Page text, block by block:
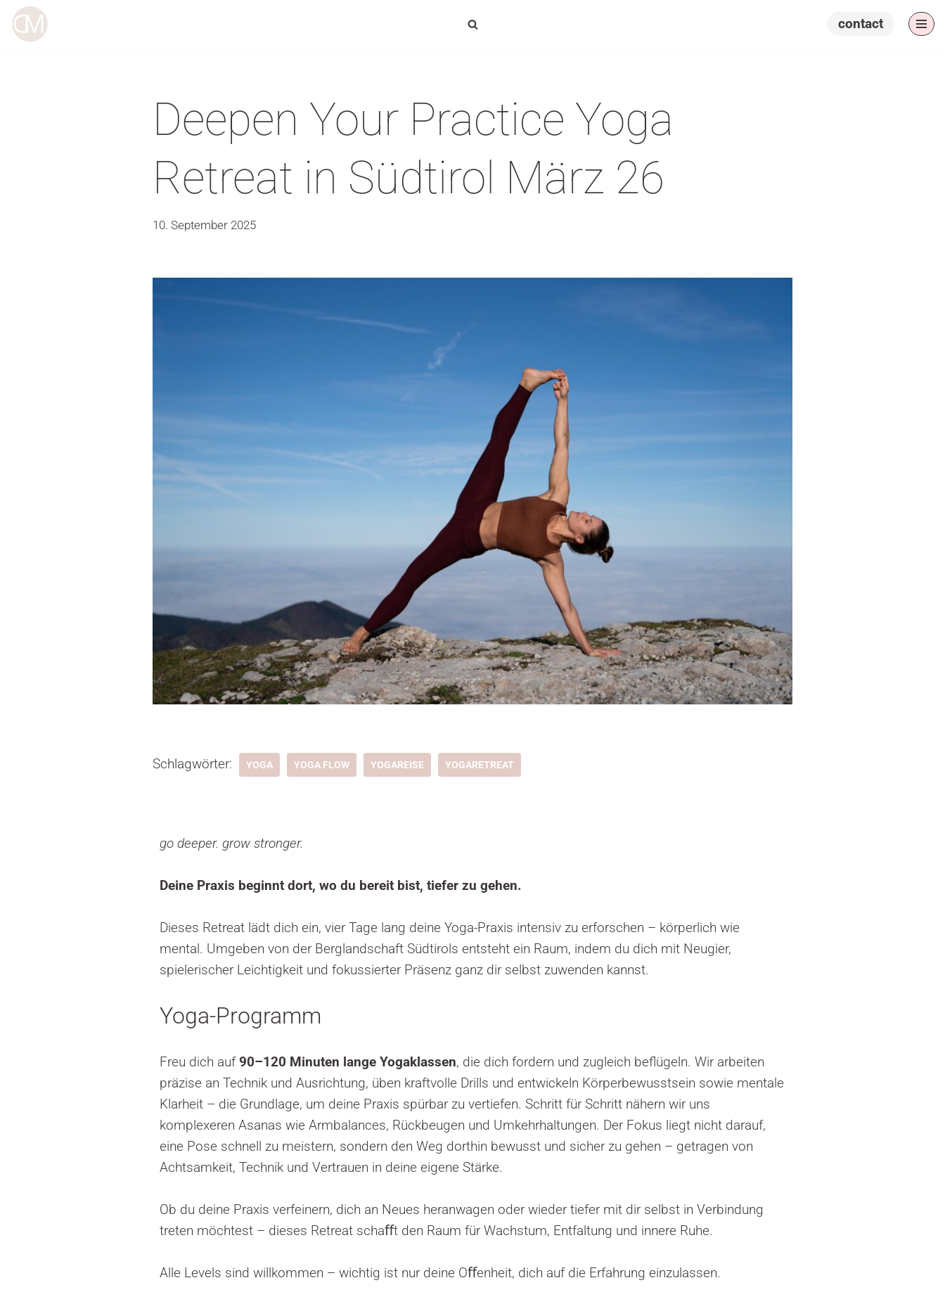
Zum
contact
Deepen Your Practice Yoga
Retreat in Südtirol März 26
10. September 2025
Schlagwörter: YOGA YOGA FLOW YOGAREISE YOGARETREAT
go deeper. grow stronger.
Deine Praxis beginnt dort, wo du bereit bist, tiefer zu gehen.
Dieses Retreat lädt dich ein, vier Tage lang deine Yoga-Praxis intensiv zu erforschen – körperlich wie
mental. Umgeben von der Berglandschaft Südtirols entsteht ein Raum, indem du dich mit Neugier,
spielerischer Leichtigkeit und fokussierter Präsenz ganz dir selbst zuwenden kannst.
Yoga-Programm
Freu dich auf90–120 Minuten lange Yogaklassen, die dich fordern und zugleich beflügeln. Wir arbeiten
präzise an Technik und Ausrichtung, üben kraftvolle Drills und entwickeln Körperbewusstsein sowie mentale
Klarheit – die Grundlage, um deine Praxis spürbar zu vertiefen. Schritt für Schritt nähern wir uns
komplexeren Asanas wie Armbalances, Rückbeugen und Umkehrhaltungen. Der Fokus liegt nicht darauf,
eine Pose schnell zu meistern, sondern den Weg dorthin bewusst und sicher zu gehen – getragen von
Achtsamkeit, Technik und Vertrauen in deine eigene Stärke.
Ob du deine Praxis verfeinern, dich an Neues heranwagen oder wieder tiefer mit dir selbst in Verbindung
treten möchtest – dieses Retreat schaﬀt den Raum für Wachstum, Entfaltung und innere Ruhe.
Alle Levels sind willkommen – wichtig ist nur deine Oﬀenheit, dich auf die Erfahrung einzulassen.